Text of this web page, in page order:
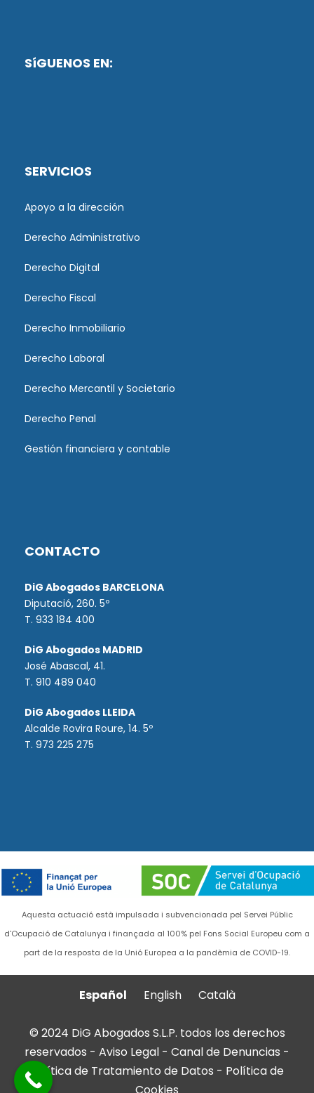
SíGUENOS EN:
SERVICIOS
Apoyo a la dirección
Derecho Administrativo
Derecho Digital
Derecho Fiscal
Derecho Inmobiliario
Derecho Laboral
Derecho Mercantil y Societario
Derecho Penal
Gestión financiera y contable
CONTACTO
DiG Abogados BARCELONA
Diputació, 260. 5º
T. 933 184 400
DiG Abogados MADRID
José Abascal, 41.
T. 910 489 040
DiG Abogados LLEIDA
Alcalde Rovira Roure, 14. 5º
T. 973 225 275
Aquesta actuació està impulsada i subvencionada pel Servei Públic
d'Ocupació de Catalunya i finançada al 100% pel Fons Social Europeu com a
part de la resposta de la Unió Europea a la pandèmia de COVID-19.
Español English Català
© 2024 DiG Abogados S.L.P. todos los derechos
reservados - Aviso Legal - Canal de Denuncias -
Política de Tratamiento de Datos - Política de